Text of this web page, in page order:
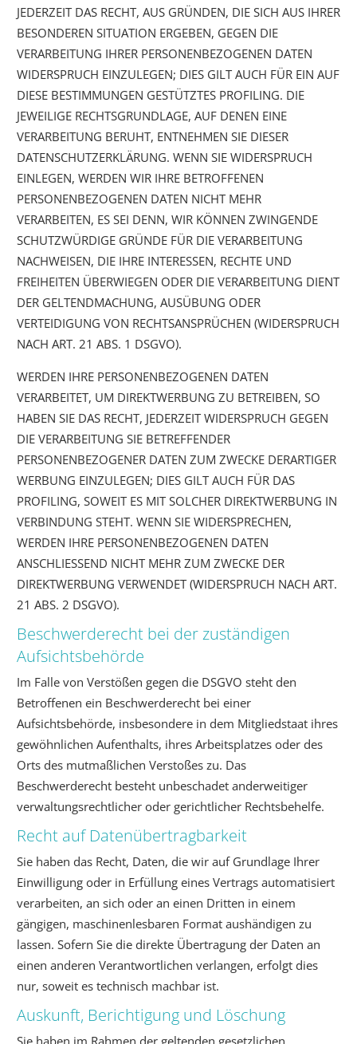
JEDERZEIT DAS RECHT, AUS GRÜNDEN, DIE SICH AUS IHRER
BESONDEREN SITUATION ERGEBEN, GEGEN DIE
VERARBEITUNG IHRER PERSONENBEZOGENEN DATEN
WIDERSPRUCH EINZULEGEN; DIES GILT AUCH FÜR EIN AUF
DIESE BESTIMMUNGEN GESTÜTZTES PROFILING. DIE
JEWEILIGE RECHTSGRUNDLAGE, AUF DENEN EINE
VERARBEITUNG BERUHT, ENTNEHMEN SIE DIESER
DATENSCHUTZERKLÄRUNG. WENN SIE WIDERSPRUCH
EINLEGEN, WERDEN WIR IHRE BETROFFENEN
PERSONENBEZOGENEN DATEN NICHT MEHR
VERARBEITEN, ES SEI DENN, WIR KÖNNEN ZWINGENDE
SCHUTZWÜRDIGE GRÜNDE FÜR DIE VERARBEITUNG
NACHWEISEN, DIE IHRE INTERESSEN, RECHTE UND
FREIHEITEN ÜBERWIEGEN ODER DIE VERARBEITUNG DIENT
DER GELTENDMACHUNG, AUSÜBUNG ODER
VERTEIDIGUNG VON RECHTSANSPRÜCHEN (WIDERSPRUCH
NACH ART. 21 ABS. 1 DSGVO).
WERDEN IHRE PERSONENBEZOGENEN DATEN
VERARBEITET, UM DIREKTWERBUNG ZU BETREIBEN, SO
HABEN SIE DAS RECHT, JEDERZEIT WIDERSPRUCH GEGEN
DIE VERARBEITUNG SIE BETREFFENDER
PERSONENBEZOGENER DATEN ZUM ZWECKE DERARTIGER
WERBUNG EINZULEGEN; DIES GILT AUCH FÜR DAS
PROFILING, SOWEIT ES MIT SOLCHER DIREKTWERBUNG IN
VERBINDUNG STEHT. WENN SIE WIDERSPRECHEN,
WERDEN IHRE PERSONENBEZOGENEN DATEN
ANSCHLIESSEND NICHT MEHR ZUM ZWECKE DER
DIREKTWERBUNG VERWENDET (WIDERSPRUCH NACH ART.
21 ABS. 2 DSGVO).
Beschwerde­recht bei der zuständigen
Aufsichts­behörde
Im Falle von Verstößen gegen die DSGVO steht den
Betroffenen ein Beschwerderecht bei einer
Aufsichtsbehörde, insbesondere in dem Mitgliedstaat ihres
gewöhnlichen Aufenthalts, ihres Arbeitsplatzes oder des
Orts des mutmaßlichen Verstoßes zu. Das
Beschwerderecht besteht unbeschadet anderweitiger
verwaltungsrechtlicher oder gerichtlicher Rechtsbehelfe.
Recht auf Daten­übertrag­barkeit
Sie haben das Recht, Daten, die wir auf Grundlage Ihrer
Einwilligung oder in Erfüllung eines Vertrags automatisiert
verarbeiten, an sich oder an einen Dritten in einem
gängigen, maschinenlesbaren Format aushändigen zu
lassen. Sofern Sie die direkte Übertragung der Daten an
einen anderen Verantwortlichen verlangen, erfolgt dies
nur, soweit es technisch machbar ist.
Auskunft, Berichtigung und Löschung
Sie haben im Rahmen der geltenden gesetzlichen